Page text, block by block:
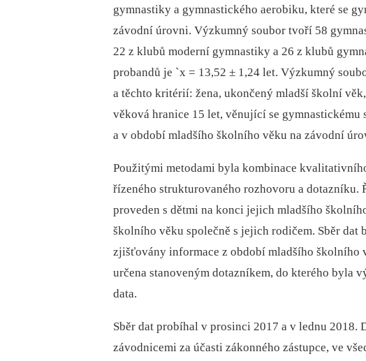
gymnastiky a gymnastického aerobiku, které se
závodní úrovni. Výzkumný soubor tvoří 58
22 z klubů moderní gymnastiky a 26 z klubů
probandů je `x = 13,52 ± 1,24 let. Výzkumný
a těchto kritérií: žena, ukončený mladší školní
věková hranice 15 let, věnující se
a v období mladšího školního věku na závodní
Použitými metodami byla kombinace
řízeného strukturovaného rozhovoru a
proveden s dětmi na konci jejich mladšího
školního věku společně s jejich rodičem. Sběr
zjišťovány informace z období mladšího školního
určena stanoveným dotazníkem, do kterého byla
data.
Sběr dat probíhal v prosinci 2017 a v lednu 2018.
závodnicemi za účasti zákonného zástupce, ve